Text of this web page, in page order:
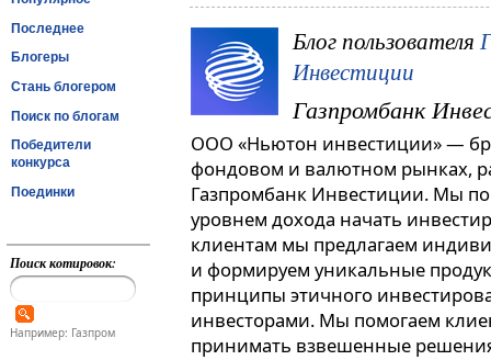
Последнее
Блогеры
Стань блогером
Поиск по блогам
Победители
конкурса
Поединки
Поиск котировок:
Например: Газпром
Блог пользователя
Инвестиции
Газпромбанк
ООО «Ньютон инвестиции» —
фондовом и валютном рынках,
Газпромбанк Инвестиции. Мы
уровнем дохода начать
клиентам мы предлагаем
и формируем уникальные
принципы этичного
инвесторами. Мы помогаем
принимать взвешенные